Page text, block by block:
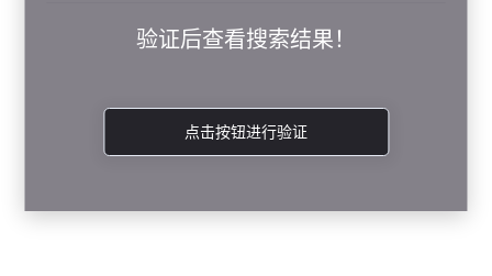
验证后查看搜索结果！
点击按钮进行验证